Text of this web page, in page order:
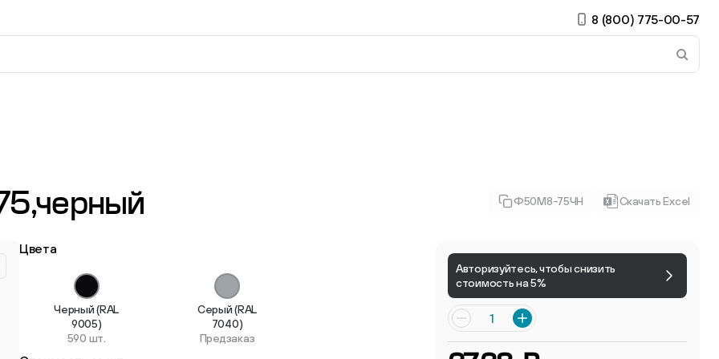
8 (800) 775-00-57
Ф50М8-75ЧН Скачать Excel
Цвета
Черный (RAL
9005)
590 шт.
Серый (RAL
7040)
Предзаказ
Авторизуйтесь, чтобы снизить
стоимость на 5%
Резьбовые регулируемые
548 товаров
Есть учётная запись? Войти